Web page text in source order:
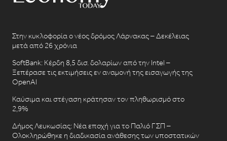
Στην κυκλοφορία ο νέος δρόμος Λάρνακας – Δεκέλειας
μετά από 26 χρόνια
SoftBank: Κέρδη 8,5 δισ. δολαρίων από την Intel –
Ξεπέρασε τις εκτιμήσεις εν αναμονή της εισαγωγής της
OpenAI
Καύσιμα και στέγαση κράτησαν τον πληθωρισμό στο
2,9%
Δήμος Λευκωσίας: Νέα εποχή για το Παλιό ΓΣΠ –
Ολοκληρώθηκε η διαδικασία ανάθεσης των υποστατικών